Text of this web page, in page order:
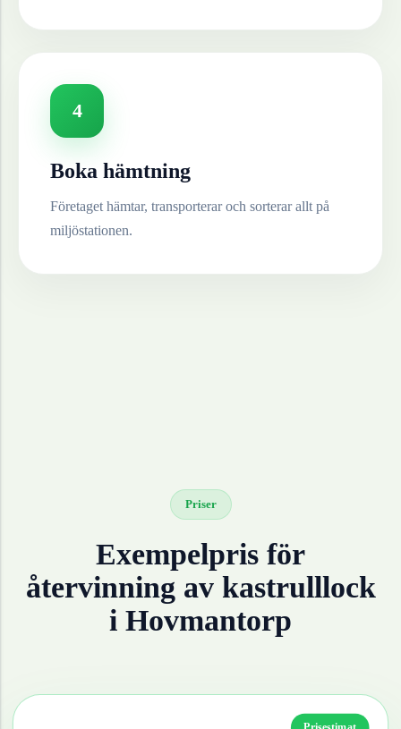
4
Boka hämtning
Företaget hämtar, transporterar och sorterar allt på
miljöstationen.
Priser
Exempelpris för
återvinning av kastrulllock
i Hovmantorp